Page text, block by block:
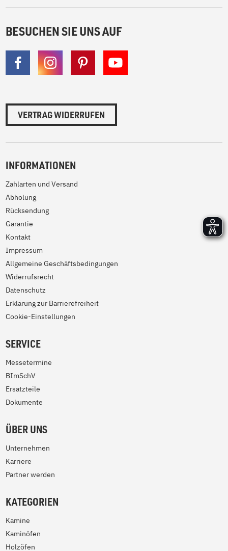
BESUCHEN SIE UNS AUF
VERTRAG WIDERRUFEN
INFORMATIONEN
Zahlarten und Versand
Abholung
Rücksendung
Garantie
Kontakt
Impressum
Allgemeine Geschäftsbedingungen
Widerrufsrecht
Datenschutz
Erklärung zur Barrierefreiheit
Cookie-Einstellungen
SERVICE
Messetermine
BImSchV
Ersatzteile
Dokumente
ÜBER UNS
Unternehmen
Karriere
Partner werden
KATEGORIEN
Kamine
Kaminöfen
Holzöfen